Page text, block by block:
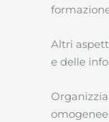
Altri
e delle